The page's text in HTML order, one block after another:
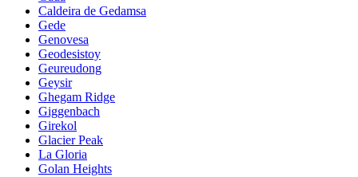
Caldeira de Gedamsa
Gede
Genovesa
Geodesistoy
Geureudong
Geysir
Ghegam Ridge
Giggenbach
Girekol
Glacier Peak
La Gloria
Golan Heights